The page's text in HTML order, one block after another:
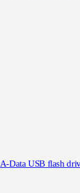
A-Data USB flash